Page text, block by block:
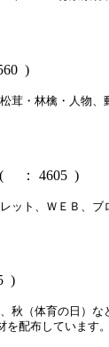
)
茸・林檎・人物
( ： 4605 )
ット、ＷＥＢ、
)
秋（体育の日）な
配布しています。